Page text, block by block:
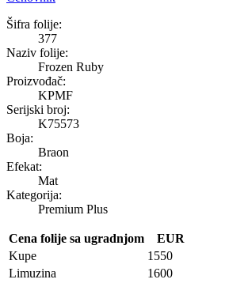
Frozen Ruby
Šifra folije:
377
Naziv folije:
Frozen Ruby
Proizvođač:
KPMF
Serijski broj:
K75573
Boja:
Braon
Efekat:
Mat
Kategorija:
Premium Plus
Cena folije sa ugradnjom
EUR
Kupe
1550
Limuzina
1600